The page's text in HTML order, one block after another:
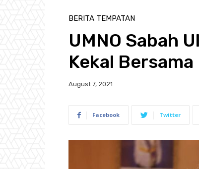
BERITA TEMPATAN
UMNO Sabah
Kekal Bersama
August 7, 2021
Facebook Twitter